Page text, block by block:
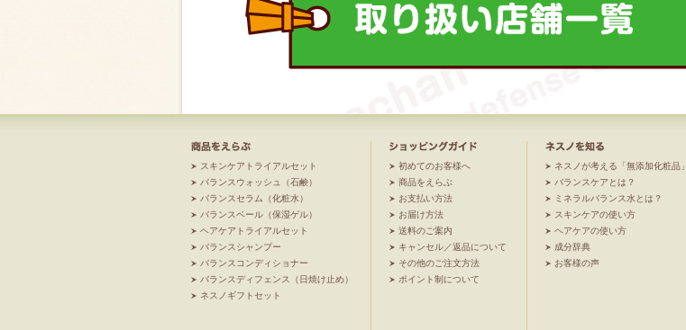
スキンケアトライアルセット
バランスウォッシュ（石鹸）
バランスセラム（化粧水）
バランスベール（保湿ゲル）
ヘアケアトライアルセット
バランスシャンプー
バランスコンディショナー
バランスディフェンス（日焼け止め）
ネスノギフトセット
初めてのお客様へ
商品をえらぶ
お支払い方法
お届け方法
送料のご案内
キャンセル／返品について
その他のご注文方法
ポイント制について
ネスノが考える「無添加化粧品」
バランスケアとは？
ミネラルバランス水とは？
スキンケアの使い方
ヘアケアの使い方
成分辞典
お客様の声